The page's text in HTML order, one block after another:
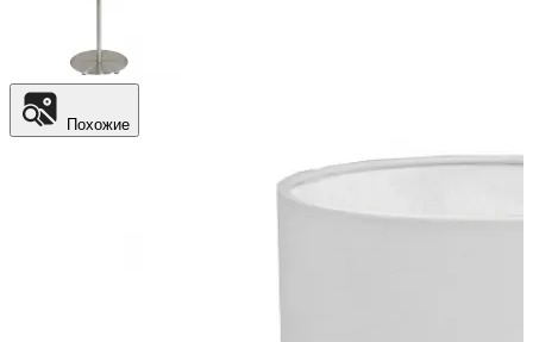
Похожие